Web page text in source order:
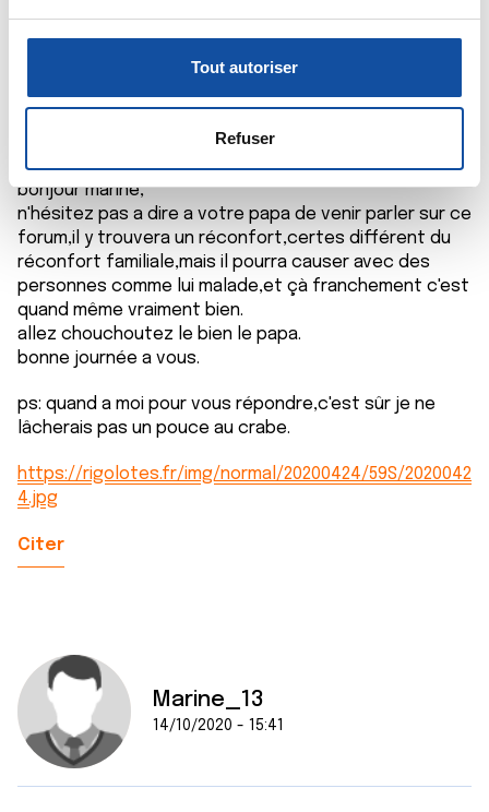
personnelles et définir vos préférences, reportez-vous à
votre consentement à tout moment à partir de la
déclaration sur les cookies.
Les cookies nous permettent de personnaliser le contenu
et les annonces, d'offrir des fonctionnalités relatives aux
médias sociaux et d'analyser notre trafic. Nous
partageons également des informations sur l'utilisation de
notre site avec nos partenaires de médias sociaux, de
publicité et d'analyse, qui peuvent combiner celles-ci
avec d'autres informations que vous leur avez fournies
ou qu'ils ont collectées lors de votre utilisation de leurs
services.
t
m
Tout autoriser
Refuser
bonjour marine,
n'hésitez pas a dire a votre papa de venir parler sur ce
forum,il y trouvera un réconfort,certes différent du
réconfort familiale,mais il pourra causer avec des
personnes comme lui malade,et çà franchement c'est
quand même vraiment bien.
allez chouchoutez le bien le papa.
bonne journée a vous.
ps: quand a moi pour vous répondre,c'est sûr je ne
lâcherais pas un pouce au crabe.
https://rigolotes.fr/img/normal/20200424/59S/2020042
4.jpg
Citer
Marine_13
14/10/2020 - 15:41